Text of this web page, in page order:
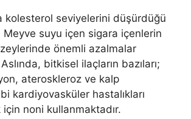
kolesterol seviyelerini düşürdüğü
suyu içen sigara içenlerin
önemli azalmalar
bitkisel ilaçların bazıları;
ateroskleroz ve kalp
kardiyovasküler hastalıkları
noni kullanmaktadır.